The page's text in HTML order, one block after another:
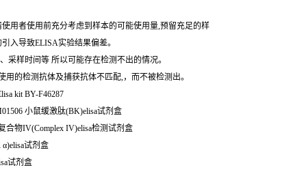
用者使用前充分考虑到样本的可能使用量,预留充足的样
入导致ELISA实验结果偏差。
采样时间等 所以可能存在检测不出的情况。
的检测抗体及捕获抗体不匹配,，而不被检测出。
kit BY-F46287
小鼠缓激肽(BK)elisa试剂盒
合物IV(Complex IV)elisa检测试剂盒
试剂盒
试剂盒